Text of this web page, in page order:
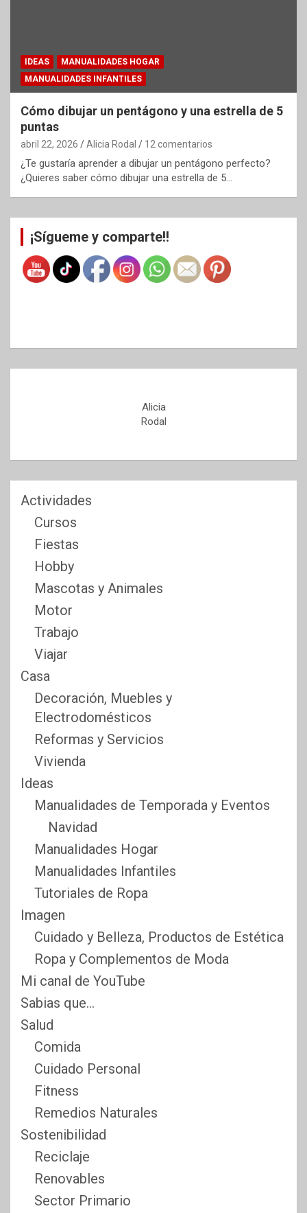
IDEAS
MANUALIDADES HOGAR
MANUALIDADES INFANTILES
Cómo dibujar un pentágono y una estrella de 5
puntas
abril 22, 2026 Alicia Rodal 12 comentarios
¿Te gustaría aprender a dibujar un pentágono perfecto?
¿Quieres saber cómo dibujar una estrella de 5…
¡Sígueme y comparte!!
Alicia
Rodal
Actividades
Cursos
Fiestas
Hobby
Mascotas y Animales
Motor
Trabajo
Viajar
Casa
Decoración, Muebles y
Electrodomésticos
Reformas y Servicios
Vivienda
Ideas
Manualidades de Temporada y Eventos
Navidad
Manualidades Hogar
Manualidades Infantiles
Tutoriales de Ropa
Imagen
Cuidado y Belleza, Productos de Estética
Ropa y Complementos de Moda
Mi canal de YouTube
Sabias que…
Salud
Comida
Cuidado Personal
Fitness
Remedios Naturales
Sostenibilidad
Reciclaje
Renovables
Sector Primario